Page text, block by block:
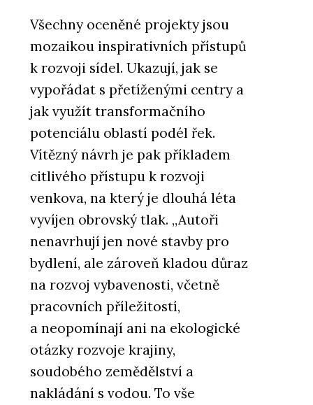
Všechny oceněné projekty jsou
mozaikou inspirativních přístupů
k rozvoji sídel. Ukazují, jak se
vypořádat s přetíženými centry a
jak využít transformačního
potenciálu oblastí podél řek.
Vítězný návrh je pak příkladem
citlivého přístupu k rozvoji
venkova, na který je dlouhá léta
vyvíjen obrovský tlak. „Autoři
nenavrhují jen nové stavby pro
bydlení, ale zároveň kladou důraz
na rozvoj vybavenosti, včetně
pracovních příležitostí,
a neopomínají ani na ekologické
otázky rozvoje krajiny,
soudobého zemědělství a
nakládání s vodou. To vše